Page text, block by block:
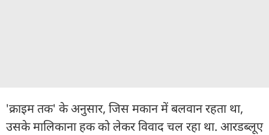
'क्राइम तक' के अनुसार, जिस मकान में बलवान रहता था,
उसके मालिकाना हक को लेकर विवाद चल रहा था. आरडब्लूए